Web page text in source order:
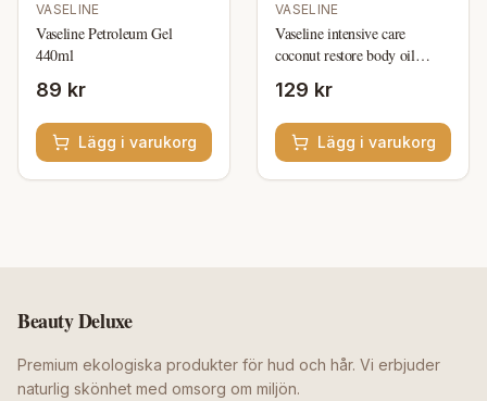
VASELINE
Vaseline Petroleum Gel
440ml
89 kr
Lägg i varukorg
VASELINE
Vaseline intensive care
coconut restore body oil
129 kr
Lägg i varukorg
Beauty Deluxe
Premium ekologiska produkter för hud och hår. Vi erbjuder
naturlig skönhet med omsorg om miljön.